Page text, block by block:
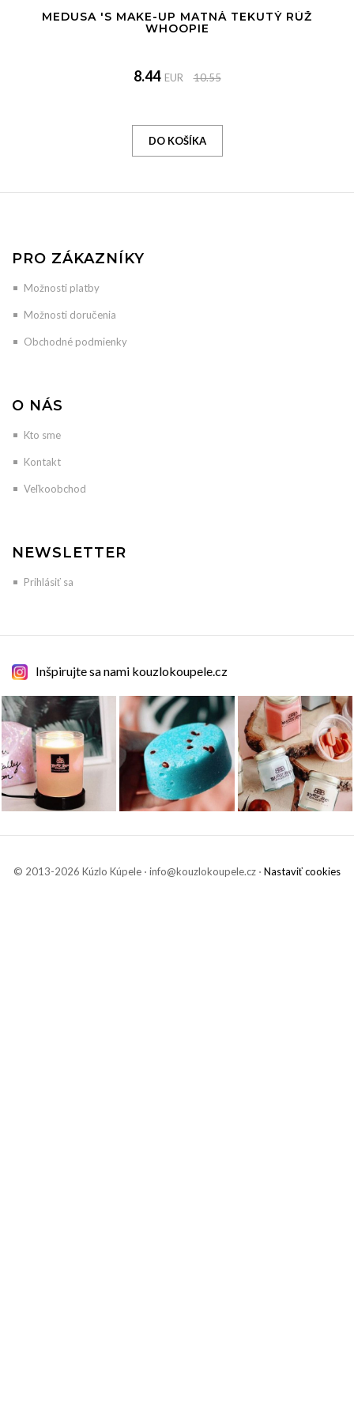
MEDUSA 'S MAKE-UP MATNÁ TEKUTÝ RÚŽ
WHOOPIE
8.44 EUR 10.55
PRO ZÁKAZNÍKY
Možnosti platby
Možnosti doručenia
Obchodné podmienky
O NÁS
Kto sme
Kontakt
Veľkoobchod
NEWSLETTER
Prihlásiť sa
Inšpirujte sa nami kouzlokoupele.cz
© 2013-2026 Kúzlo Kúpele ⋅ info@kouzlokoupele.cz ⋅ Nastaviť cookies